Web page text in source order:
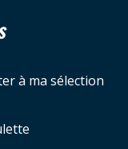
à ma sélection